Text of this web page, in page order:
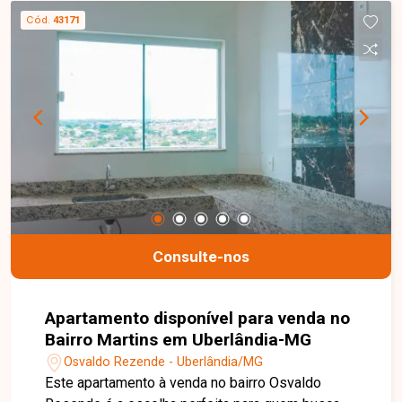
funcional. ** Taxa de condomínio, água valores já
incluso no aluguel ** Uma excelente opção para
quem procura um imóvel diferenciado, pronto
para morar, em uma região estratégica. Entre em
contato e agende sua visita.
Cód. 43171
Consulte-nos
Apartamento disponível para venda no
Bairro Martins em Uberlândia-MG
Osvaldo Rezende - Uberlândia/MG
Este apartamento à venda no bairro Osvaldo